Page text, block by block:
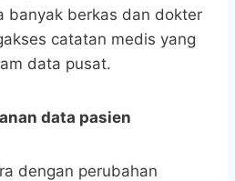
banyak berkas dan dokter
catatan medis yang
data pusat.
data pasien
dengan perubahan